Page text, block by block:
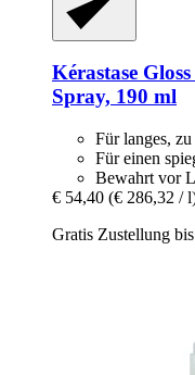
Kérastase
Spray, 190 ml
Für langes,
Für einen
Bewahrt vor
€ 54,40 (€ 286,32 /
Gratis Zustellung